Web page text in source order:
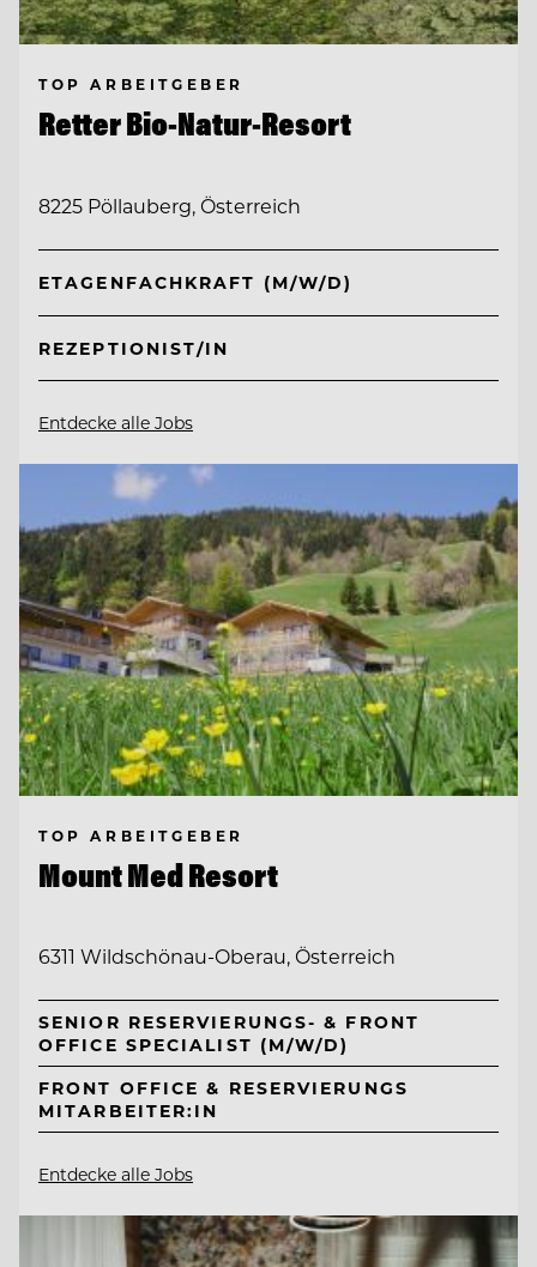
TOP ARBEITGEBER
Retter Bio-Natur-Resort
8225 Pöllauberg, Österreich
ETAGENFACHKRAFT (M/W/D)
REZEPTIONIST/IN
Entdecke alle Jobs
TOP ARBEITGEBER
Mount Med Resort
6311 Wildschönau-Oberau, Österreich
SENIOR RESERVIERUNGS- & FRONT
OFFICE SPECIALIST (M/W/D)
FRONT OFFICE & RESERVIERUNGS
MITARBEITER:IN
Entdecke alle Jobs